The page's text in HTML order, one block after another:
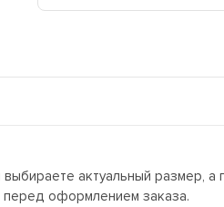
выбираете актуальный размер,
перед оформлением заказа.